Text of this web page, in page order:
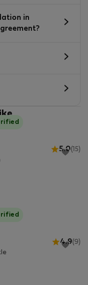
in
5.0(15)
4.9(9)